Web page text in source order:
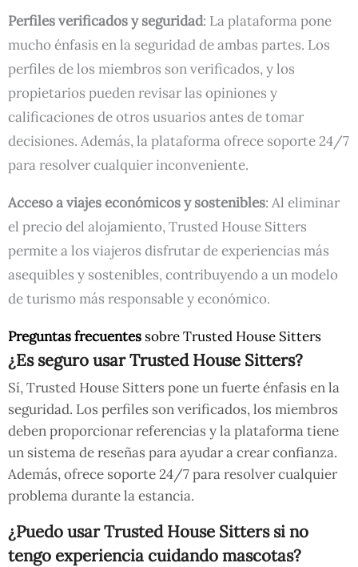
Perfiles verificados y seguridad: La plataforma pone
mucho énfasis en la seguridad de ambas partes. Los
perfiles de los miembros son verificados, y los
propietarios pueden revisar las opiniones y
calificaciones de otros usuarios antes de tomar
decisiones. Además, la plataforma ofrece soporte 24/7
para resolver cualquier inconveniente.
Acceso a viajes económicos y sostenibles: Al eliminar
el precio del alojamiento, Trusted House Sitters
permite a los viajeros disfrutar de experiencias más
asequibles y sostenibles, contribuyendo a un modelo
de turismo más responsable y económico.
Preguntas frecuentes sobre Trusted House Sitters
¿Es seguro usar Trusted House Sitters?
Sí, Trusted House Sitters pone un fuerte énfasis en la
seguridad. Los perfiles son verificados, los miembros
deben proporcionar referencias y la plataforma tiene
un sistema de reseñas para ayudar a crear confianza.
Además, ofrece soporte 24/7 para resolver cualquier
problema durante la estancia.
¿Puedo usar Trusted House Sitters si no
tengo experiencia cuidando mascotas?